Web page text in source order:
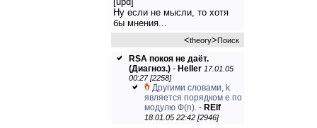
Ну если не мысли, то хотя
бы мнения...
<theory>Поиск
RSA покоя не даёт.
(Диагноз.) - Heller 17.01.05
00:27 [2258]
Другими словами, k
является порядком e по
модулю Ф(n). - RElf
18.01.05 22:42 [2946]